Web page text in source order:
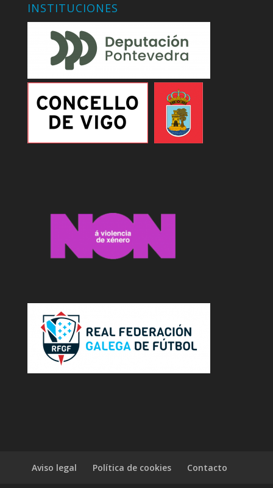
INSTITUCIONES
Aviso legal Política de cookies Contacto